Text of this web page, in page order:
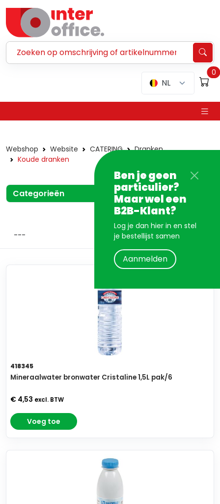
NL
0
Ben je geen
particulier?
Maar wel een
B2B-Klant?
Log je dan hier in en stel
je bestellijst samen
Aanmelden
Webshop Website CATERING
Dranken
Koude dranken
Categorieën
418345
Mineraalwater bronwater Cristaline 1,5L pak/6
€ 4,53 excl. BTW
Voeg toe